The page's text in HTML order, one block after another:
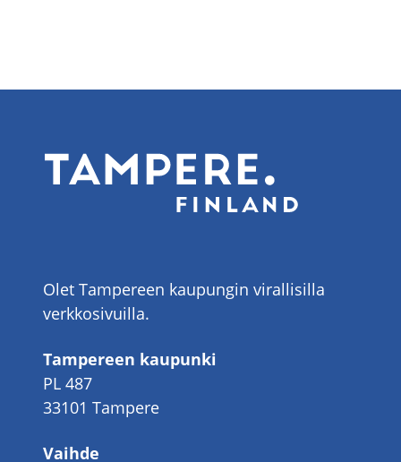
Olet Tampereen kaupungin virallisilla
verkkosivuilla.
Tampereen kaupunki
PL 487
33101 Tampere
Vaihde